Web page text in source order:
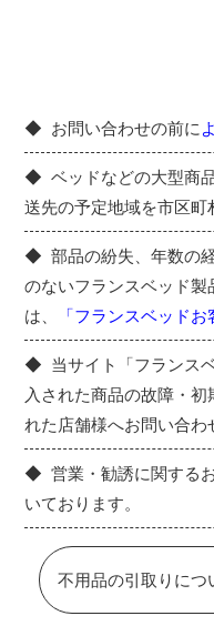
お問い合わせの前に
ベッドなどの大型商
送先の予定地域を市区町
部品の紛失、年数の
のないフランスベッド
は、
「フランスベッドお
当サイト「フランス
入された商品の故障・
れた店舗様へお問い合わ
営業・勧誘に関する
いております。
不用品の引取りにつ